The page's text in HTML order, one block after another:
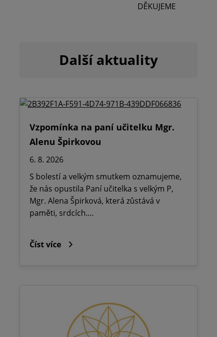
DĚKUJEME
Další aktuality
Vzpomínka na paní učitelku Mgr.
Alenu Špirkovou
6. 8. 2026
S bolestí a velkým smutkem oznamujeme,
že nás opustila Paní učitelka s velkým P,
Mgr. Alena Špirková, která zůstává v
paměti, srdcích.…
Číst více